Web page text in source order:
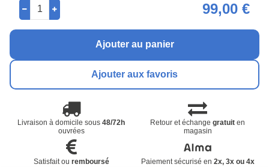
99,00 €
Ajouter au panier
Ajouter aux favoris
Livraison à domicile sous48/72h
ouvrées
Retour et échangegratuit en
magasin
Satisfait ou remboursé Paiement sécurisé en 2x, 3x ou 4x